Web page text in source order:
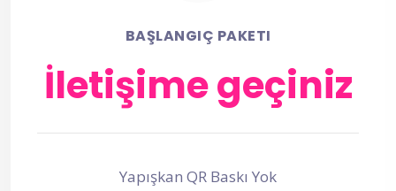
BAŞLANGIÇ PAKETI
İletişime geçiniz
Yapışkan QR Baskı Yok